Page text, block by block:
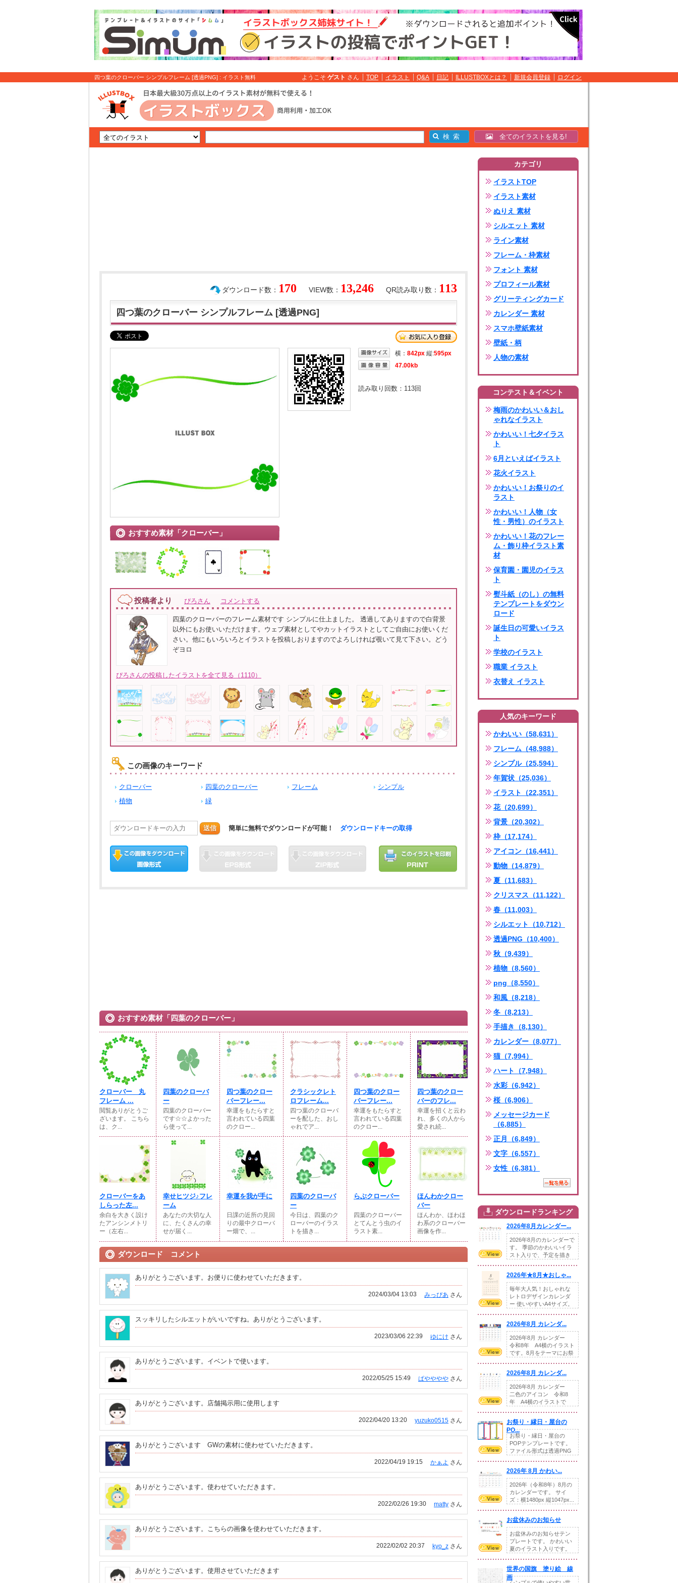
四つ葉のクローバー シンプルフレーム [透過PNG] : イラスト無料 ようこそ ゲスト さん TOP イラスト Q&A 日記 ILLUSTBOXとは？ 新規会員登録 ログイン
全てのイラストを見る!
QR読み取り数： 113
VIEW数： 13,246
ダウンロード数： 170
四つ葉のクローバー シンプルフレーム [透過PNG]
おすすめ素材「クローバー」
横： 842px 縦:595px
47.00kb
読み取り回数： 113回
投稿者より ぴろさん コメントする
四葉のクローバーのフレーム素材です シンプルに仕上ました。 透過してありますので白背景
以外にもお使いいただけます。ウェブ素材としてやカットイラストとしてご自由にお使いくだ
さい。他にもいろいろとイラストを投稿しおりますのでよろしければ覗いて見て下さい。どう
ぞヨロ
ぴろさんの投稿したイラストを全て見る（1110）
この画像のキーワード
クローバー 四葉のクローバー フレーム
シンプル
植物
緑
送信 簡単に無料でダウンロードが可能！ ダウンロードキーの取得
おすすめ素材「四葉のクローバー」
クローバー 丸
フレーム ...
閲覧ありがとうご
ざいます。 こちら
は、ク...
四葉のクローバ
ー
四葉のクローバー
です☆☆よかった
ら使って...
四つ葉のクロー
バーフレー...
幸運をもたらすと
言われている四葉
のクロー...
クラシックレト
ロフレーム...
四つ葉のクローバ
ーを配した、おし
ゃれでア...
四つ葉のクロー
バーフレー...
幸運をもたらすと
言われている四葉
のクロー...
四つ葉のクロー
バーのフレ...
幸運を招くと云わ
れ、多くの人から
愛され続...
クローバーをあ
しらった左...
余白を大きく設け
たアンシンメトリ
ー（左右...
幸せヒツジ♪フレ
ーム
あなたの大切な人
に、たくさんの幸
せが届く...
幸運を我が手に
日課の近所の見回
りの最中クローバ
ー畑で、...
四葉のクローバ
ー
今日は、四葉のク
ローバーのイラス
トを描き...
らぶクローバー
四葉のクローバー
とてんとう虫のイ
ラスト素...
ほんわかクロー
バー
ほんわか、ほわほ
わ系のクローバー
画像を作...
ダウンロード コメント
ありがとうございます。お便りに使わせていただきます。
みっぴあ さん
2024/03/04 13:03
スッキリしたシルエットがいいですね。ありがとうございます。
ゆにけ さん
2023/03/06 22:39
ありがとうございます。イベントで使います。
ぱやややや さん
2022/05/25 15:49
ありがとうございます。店舗掲示用に使用します
yuzuko0515 さん
2022/04/20 13:20
ありがとうございます GWの素材に使わせていただきます。
かぁよ さん
2022/04/19 19:15
ありがとうございます。使わせていただきます。
matty さん
2022/02/26 19:30
ありがとうございます。こちらの画像を使わせていただきます。
kyo_z さん
2022/02/02 20:37
ありがとうございます。使用させていただきます
カテゴリ
イラストTOP
イラスト素材
ぬりえ 素材
シルエット 素材
ライン素材
フレーム・枠素材
フォント 素材
プロフィール素材
グリーティングカード
カレンダー 素材
スマホ壁紙素材
壁紙・柄
人物の素材
コンテスト＆イベント
梅雨のかわいい＆おし
ゃれなイラスト
かわいい！七夕イラス
ト
6月といえばイラスト
花火イラスト
かわいい！お祭りのイ
ラスト
かわいい！人物（女
性・男性）のイラスト
かわいい！花のフレー
ム・飾り枠イラスト素
材
保育園・園児のイラス
ト
熨斗紙（のし）の無料
テンプレートをダウン
ロード
誕生日の可愛いイラス
ト
学校のイラスト
職業 イラスト
衣替え イラスト
人気のキーワード
かわいい（58,631）
フレーム（48,988）
シンプル（25,594）
年賀状（25,036）
イラスト（22,351）
花（20,699）
背景（20,302）
枠（17,174）
アイコン（16,441）
動物（14,879）
夏（11,683）
クリスマス（11,122）
春（11,003）
シルエット（10,712）
透過PNG（10,400）
秋（9,439）
植物（8,560）
png（8,550）
和風（8,218）
冬（8,213）
手描き（8,130）
カレンダー（8,077）
猫（7,994）
ハート（7,948）
水彩（6,942）
桜（6,906）
メッセージカード
（6,885）
正月（6,849）
文字（6,557）
女性（6,381）
ダウンロードランキング
2026年8月カレンダー...
2026年8月のカレンダーで
す。 季節のかわいいイラ
スト入りで、予定を描き
2026年★8月★おしゃ...
毎年大人気！おしゃれな
レトロデザインカレンダ
ー 使いやすいA4サイズ。
2026年8月 カレンダ...
2026年8月 カレンダー
令和8年 A4横のイラスト
です。8月をテーマにお祭
2026年8月 カレンダ...
2026年8月 カレンダー
二色のアイコン 令和8
年 A4横のイラストで
お祭り・縁日・屋台の
PO...
お祭り・縁日・屋台の
POPテンプレートです。
ファイル形式は透過PNG
2026年 8月 かわい...
2026年（令和8年）8月の
カレンダーです。 サイ
ズ：横1480px 縦1047px...
お盆休みのお知らせ
お盆休みのお知らせテン
プレートです。 かわいい
夏のイラスト入りです。
世界の国旗 塗り絵 線
画